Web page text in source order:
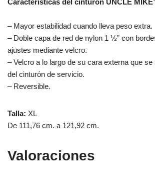
– Mayor estabilidad cuando lleva peso extra.
– Doble capa de red de nylon 1 ½” con
ajustes mediante velcro.
– Velcro a lo largo de su cara externa que
del cinturón de servicio.
– Reversible.
Talla: XL
De 111,76 cm. a 121,92 cm.
Valoraciones